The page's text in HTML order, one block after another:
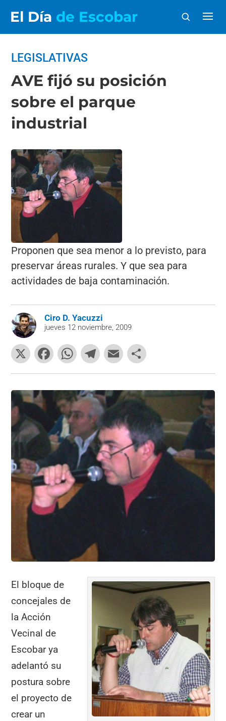
El Día de Escobar
LEGISLATIVAS
AVE fijó su posición
sobre el parque
industrial
Proponen que sea menor a lo previsto, para
preservar áreas rurales. Y que sea para
actividades de baja contaminación.
Ciro D. Yacuzzi
jueves 12 noviembre, 2009
X
F
a
c
e
b
o
o
k
W
h
at
s
A
p
p
T
el
e
gr
a
m
E
m
ai
l
o
m
p
ar
tir
El bloque de
concejales de
la Acción
Vecinal de
Escobar ya
adelantó su
postura sobre
el proyecto de
crear un